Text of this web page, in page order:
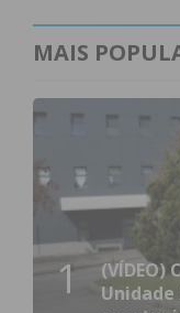
MAIS
1
(VÍDEO)
Unidade